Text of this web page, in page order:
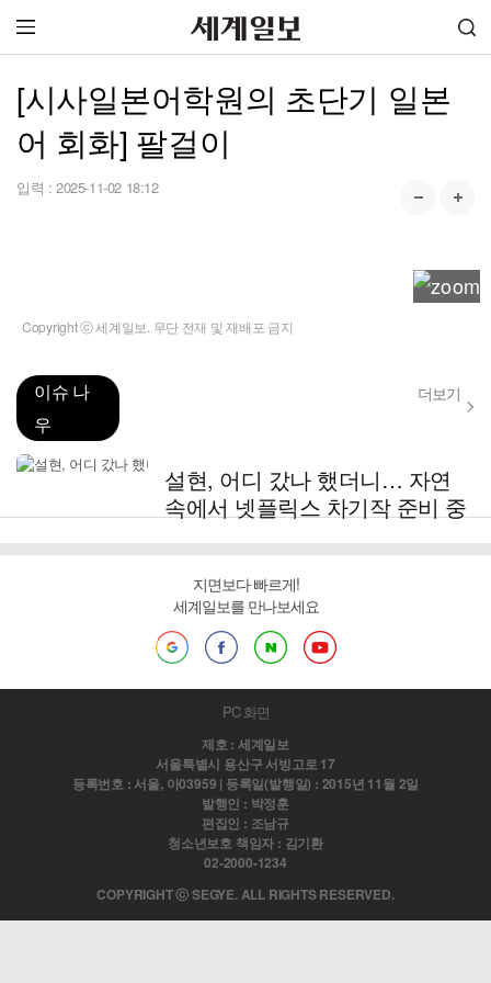
[시사일본어학원의 초단기 일본
어 회화] 팔걸이
입력 : 2025-11-02 18:12
Copyright ⓒ 세계일보. 무단 전재 및 재배포 금지
이슈 나
우
더보기
설현, 어디 갔나 했더니… 자연
속에서 넷플릭스 차기작 준비 중
지면보다 빠르게!
세계일보를 만나보세요
PC 화면
제호 : 세계일보
서울특별시 용산구 서빙고로 17
등록번호 : 서울, 아03959 | 등록일(발행일) : 2015년 11월 2일
발행인 : 박정훈
편집인 : 조남규
청소년보호 책임자 : 김기환
02-2000-1234
COPYRIGHT ⓒ SEGYE. ALL RIGHTS RESERVED.